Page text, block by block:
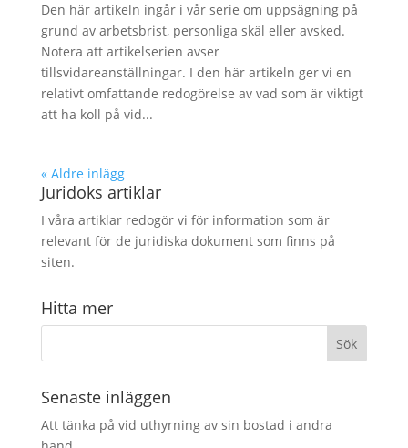
Den här artikeln ingår i vår serie om uppsägning på
grund av arbetsbrist, personliga skäl eller avsked.
Notera att artikelserien avser
tillsvidareanställningar. I den här artikeln ger vi en
relativt omfattande redogörelse av vad som är viktigt
att ha koll på vid...
« Äldre inlägg
Juridoks artiklar
I våra artiklar redogör vi för information som är
relevant för de juridiska dokument som finns på
siten.
Hitta mer
Senaste inläggen
Att tänka på vid uthyrning av sin bostad i andra